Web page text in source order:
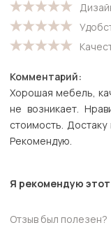
Комментарий:
Хорошая мебель,
не возникает.
стоимость.
Рекомендую.
Я рекомендую
Отзыв был полезен?